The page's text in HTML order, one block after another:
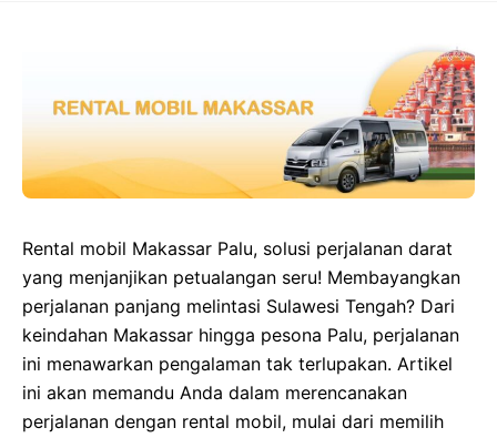
Rental mobil Makassar Palu, solusi perjalanan darat
yang menjanjikan petualangan seru! Membayangkan
perjalanan panjang melintasi Sulawesi Tengah? Dari
keindahan Makassar hingga pesona Palu, perjalanan
ini menawarkan pengalaman tak terlupakan. Artikel
ini akan memandu Anda dalam merencanakan
perjalanan dengan rental mobil, mulai dari memilih